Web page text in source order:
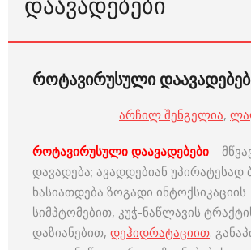
როტავირუსული
არჩილ შენგელია,
როტავირუსული დაავადებები –
დავადება; ავადდებიან უპირატესად
ხასიათდება ზოგადი ინტოქსიკაციის
სიმპტომებით, კუჭ-ნაწლავის
დაზიანებით, დეჰიდრატაციით.